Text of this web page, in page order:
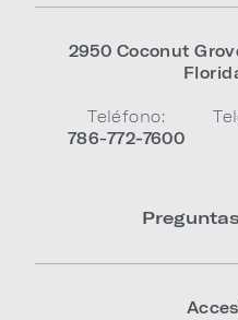
2950 Coconut
Teléfono:
786-772-7600